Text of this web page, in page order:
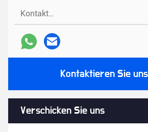
Kontaktpersonen:
Kontaktieren Sie
Verschicken Sie uns